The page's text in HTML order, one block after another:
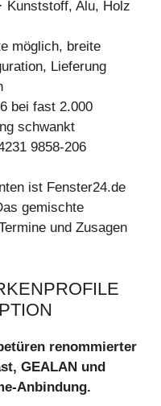
Kunststoff, Alu, Holz
möglich, breite
Lieferung
bei fast 2.000
schwankt
9858-206
ist Fenster24.de
gemischte
und Zusagen
renommierter
GEALAN und
Anbindung.